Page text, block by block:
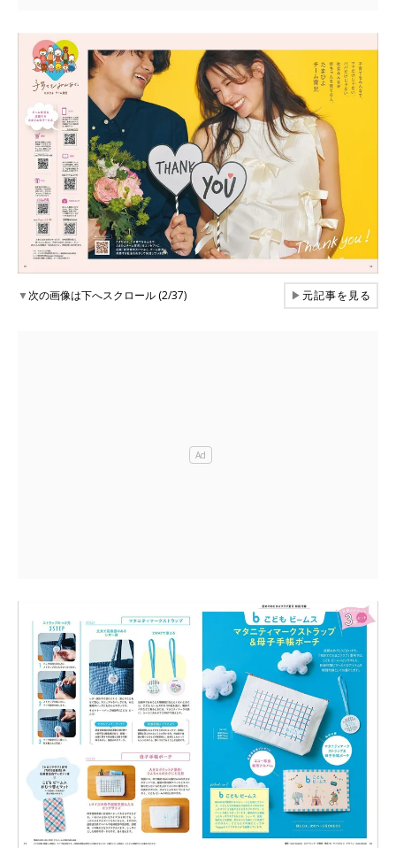
▼次の画像は下へスクロール (2/37) ▶元記事を見る